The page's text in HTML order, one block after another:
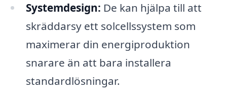
Systemdesign: De kan hjälpa till att
skräddarsy ett solcellssystem som
maximerar din energiproduktion
snarare än att bara installera
standardlösningar.